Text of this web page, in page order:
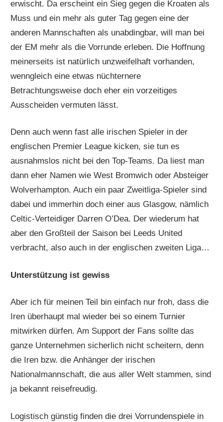
erwischt. Da erscheint ein Sieg gegen die Kroaten als
Muss und ein mehr als guter Tag gegen eine der
anderen Mannschaften als unabdingbar, will man bei
der EM mehr als die Vorrunde erleben. Die Hoffnung
meinerseits ist natürlich unzweifelhaft vorhanden,
wenngleich eine etwas nüchternere
Betrachtungsweise doch eher ein vorzeitiges
Ausscheiden vermuten lässt.
Denn auch wenn fast alle irischen Spieler in der
englischen Premier League kicken, sie tun es
ausnahmslos nicht bei den Top-Teams. Da liest man
dann eher Namen wie West Bromwich oder Absteiger
Wolverhampton. Auch ein paar Zweitliga-Spieler sind
dabei und immerhin doch einer aus Glasgow, nämlich
Celtic-Verteidiger Darren O’Dea. Der wiederum hat
aber den Großteil der Saison bei Leeds United
verbracht, also auch in der englischen zweiten Liga…
Unterstützung ist gewiss
Aber ich für meinen Teil bin einfach nur froh, dass die
Iren überhaupt mal wieder bei so einem Turnier
mitwirken dürfen. Am Support der Fans sollte das
ganze Unternehmen sicherlich nicht scheitern, denn
die Iren bzw. die Anhänger der irischen
Nationalmannschaft, die aus aller Welt stammen, sind
ja bekannt reisefreudig.
Logistisch günstig finden die drei Vorrundenspiele in